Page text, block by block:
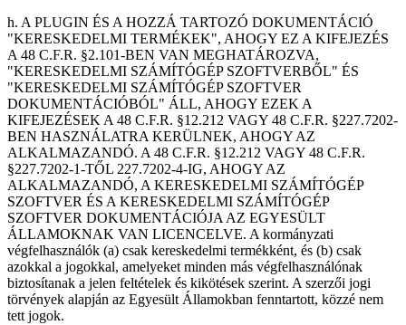
h. A PLUGIN ÉS A HOZZÁ TARTOZÓ DOKUMENTÁCIÓ
"KERESKEDELMI TERMÉKEK", AHOGY EZ A KIFEJEZÉS
A 48 C.F.R. §2.101-BEN VAN MEGHATÁROZVA,
"KERESKEDELMI SZÁMÍTÓGÉP SZOFTVERBŐL" ÉS
"KERESKEDELMI SZÁMÍTÓGÉP SZOFTVER
DOKUMENTÁCIÓBÓL" ÁLL, AHOGY EZEK A
KIFEJEZÉSEK A 48 C.F.R. §12.212 VAGY 48 C.F.R. §227.7202-
BEN HASZNÁLATRA KERÜLNEK, AHOGY AZ
ALKALMAZANDÓ. A 48 C.F.R. §12.212 VAGY 48 C.F.R.
§227.7202-1-TŐL 227.7202-4-IG, AHOGY AZ
ALKALMAZANDÓ, A KERESKEDELMI SZÁMÍTÓGÉP
SZOFTVER ÉS A KERESKEDELMI SZÁMÍTÓGÉP
SZOFTVER DOKUMENTÁCIÓJA AZ EGYESÜLT
ÁLLAMOKNAK VAN LICENCELVE. A kormányzati
végfelhasználók (a) csak kereskedelmi termékként, és (b) csak
azokkal a jogokkal, amelyeket minden más végfelhasználónak
biztosítanak a jelen feltételek és kikötések szerint. A szerzői jogi
törvények alapján az Egyesült Államokban fenntartott, közzé nem
tett jogok.